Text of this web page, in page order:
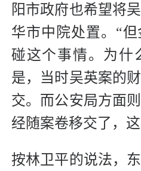
阳市政府也希望将
华市中院处置。“
碰这个事情。为什
是，当时吴英案的
交。而公安局方面
经随案卷移交了，
按林卫平的说法，